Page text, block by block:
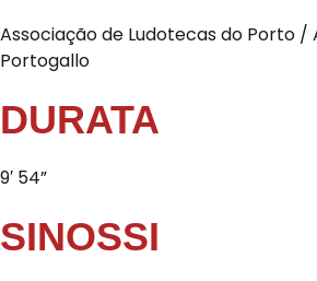
Associação de Ludotecas do Porto /
Portogallo
DURATA
9′ 54”
SINOSSI